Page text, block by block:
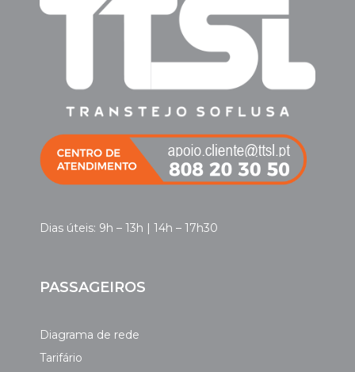
Dias úteis: 9h – 13h | 14h – 17h30
PASSAGEIROS
Diagrama de rede
Tarifário